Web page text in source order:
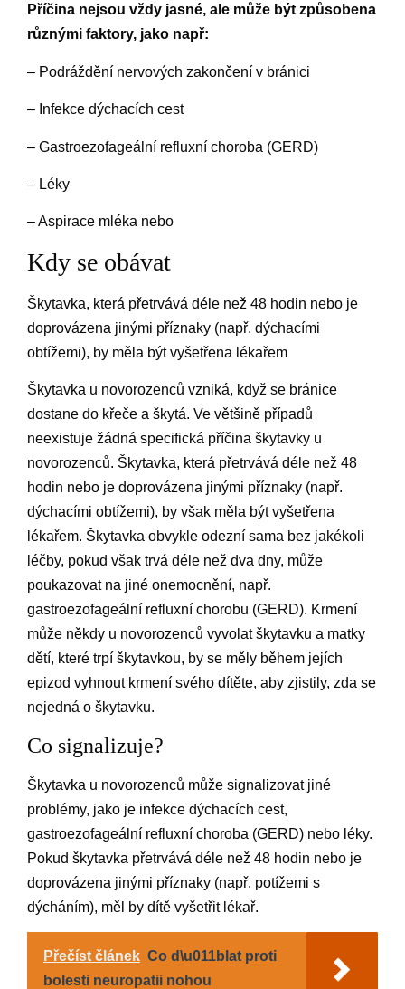
Příčina nejsou vždy jasné, ale může být způsobena
různými faktory, jako např:
– Podráždění nervových zakončení v bránici
– Infekce dýchacích cest
– Gastroezofageální refluxní choroba (GERD)
– Léky
– Aspirace mléka nebo
Kdy se obávat
Škytavka, která přetrvává déle než 48 hodin nebo je
doprovázena jinými příznaky (např. dýchacími
obtížemi), by měla být vyšetřena lékařem
Škytavka u novorozenců vzniká, když se bránice
dostane do křeče a škytá. Ve většině případů
neexistuje žádná specifická příčina škytavky u
novorozenců. Škytavka, která přetrvává déle než 48
hodin nebo je doprovázena jinými příznaky (např.
dýchacími obtížemi), by však měla být vyšetřena
lékařem. Škytavka obvykle odezní sama bez jakékoli
léčby, pokud však trvá déle než dva dny, může
poukazovat na jiné onemocnění, např.
gastroezofageální refluxní chorobu (GERD). Krmení
může někdy u novorozenců vyvolat škytavku a matky
dětí, které trpí škytavkou, by se měly během jejích
epizod vyhnout krmení svého dítěte, aby zjistily, zda se
nejedná o škytavku.
Co signalizuje?
Škytavka u novorozenců může signalizovat jiné
problémy, jako je infekce dýchacích cest,
gastroezofageální refluxní choroba (GERD) nebo léky.
Pokud škytavka přetrvává déle než 48 hodin nebo je
doprovázena jinými příznaky (např. potížemi s
dýcháním), měl by dítě vyšetřit lékař.
Přečíst článek Co d\u011blat proti
bolesti neuropatii nohou